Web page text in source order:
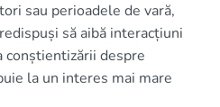
sau perioadele de vară,
să aibă interacțiuni
conștientizării despre
la un interes mai mare